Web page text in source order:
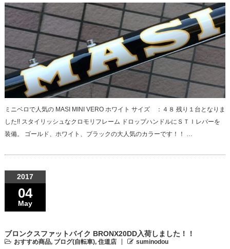
ミニベロで人気の MASI MINI VERO ホワイト サイズ ：４８ 残り１台となりま
した!! スタイリッシュなクロモリフレーム ドロップハンドルにＳＴＩレバーを
装備。 ゴールド、ホワイト、ブラックの大人気のカラーです！！ …
2017
04
May
ブロンクスファットバイク BRONX20DD入荷しました！！
おすすめ商品, ブログ(自転車), 住道店 suminodou